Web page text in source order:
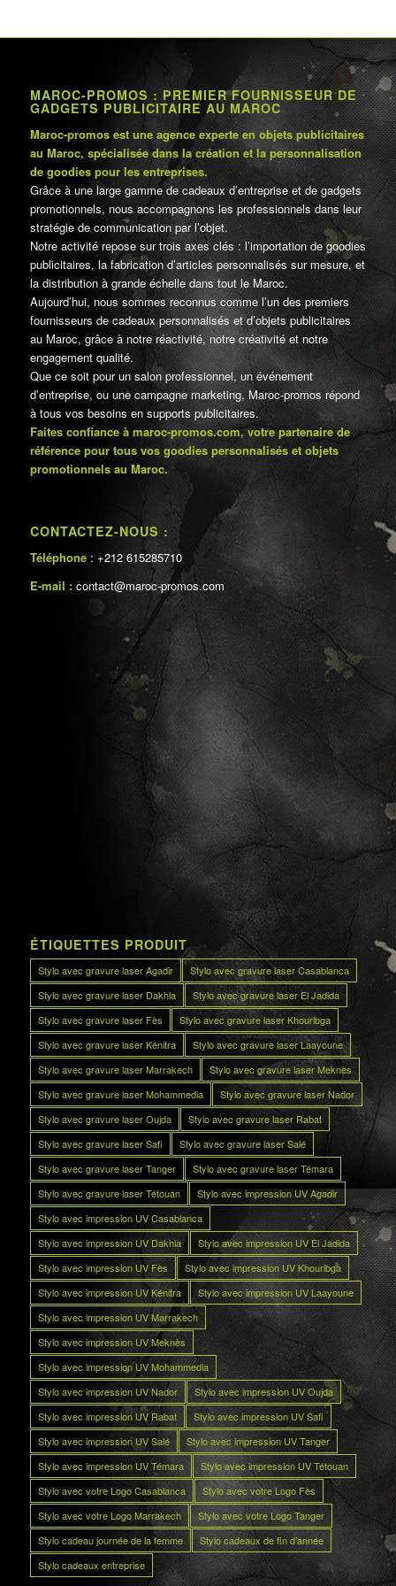
MAROC-PROMOS : PREMIER FOURNISSEUR DE
GADGETS PUBLICITAIRE AU MAROC
Maroc-promos est une agence experte en objets publicitaires
au Maroc, spécialisée dans la création et la personnalisation
de goodies pour les entreprises.
Grâce à une large gamme de cadeaux d’entreprise et de gadgets
promotionnels, nous accompagnons les professionnels dans leur
stratégie de communication par l’objet.
Notre activité repose sur trois axes clés : l’importation de goodies
publicitaires, la fabrication d’articles personnalisés sur mesure, et
la distribution à grande échelle dans tout le Maroc.
Aujourd’hui, nous sommes reconnus comme l’un des premiers
fournisseurs de cadeaux personnalisés et d’objets publicitaires
au Maroc, grâce à notre réactivité, notre créativité et notre
engagement qualité.
Que ce soit pour un salon professionnel, un événement
d’entreprise, ou une campagne marketing, Maroc-promos répond
à tous vos besoins en supports publicitaires.
Faites confiance à maroc-promos.com, votre partenaire de
référence pour tous vos goodies personnalisés et objets
promotionnels au Maroc.
CONTACTEZ-NOUS :
Téléphone : +212 615285710
E-mail : contact@maroc-promos.com
ÉTIQUETTES PRODUIT
Stylo avec gravure laser Agadir
Stylo avec gravure laser Casablanca
Stylo avec gravure laser Dakhla
Stylo avec gravure laser El Jadida
Stylo avec gravure laser Fès
Stylo avec gravure laser Khouribga
Stylo avec gravure laser Kénitra
Stylo avec gravure laser Laayoune
Stylo avec gravure laser Marrakech
Stylo avec gravure laser Meknès
Stylo avec gravure laser Mohammedia
Stylo avec gravure laser Nador
Stylo avec gravure laser Oujda
Stylo avec gravure laser Rabat
Stylo avec gravure laser Safi
Stylo avec gravure laser Salé
Stylo avec gravure laser Tanger
Stylo avec gravure laser Témara
Stylo avec gravure laser Tétouan
Stylo avec impression UV Agadir
Stylo avec impression UV Casablanca
Stylo avec impression UV Dakhla
Stylo avec impression UV El Jadida
Stylo avec impression UV Fès
Stylo avec impression UV Khouribga
Stylo avec impression UV Kénitra
Stylo avec impression UV Laayoune
Stylo avec impression UV Marrakech
Stylo avec impression UV Meknès
Stylo avec impression UV Mohammedia
Stylo avec impression UV Nador
Stylo avec impression UV Oujda
Stylo avec impression UV Rabat
Stylo avec impression UV Safi
Stylo avec impression UV Salé
Stylo avec impression UV Tanger
Stylo avec impression UV Témara
Stylo avec impression UV Tétouan
Stylo avec votre Logo Casablanca
Stylo avec votre Logo Fès
Stylo avec votre Logo Marrakech
Stylo avec votre Logo Tanger
Stylo cadeau journée de la femme
Stylo cadeaux de fin d’année
Stylo cadeaux entreprise